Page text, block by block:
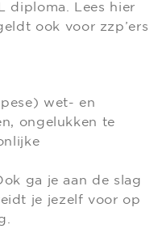
diploma. Lees hier
ook voor zzp’ers
wet- en
ongelukken te
ga je aan de slag
je jezelf voor op